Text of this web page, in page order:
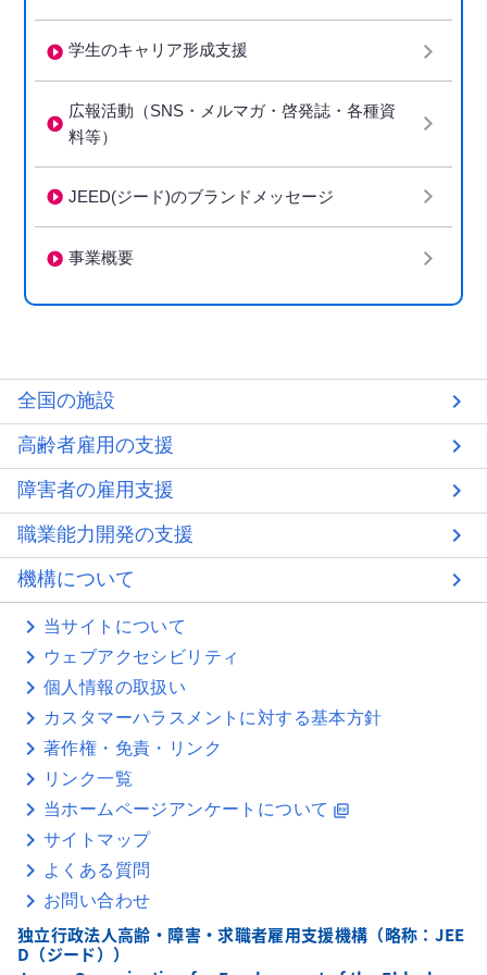
学生のキャリア形成支援
広報活動（SNS・メルマガ・啓発誌・各種資
料等）
JEED(ジード)のブランドメッセージ
事業概要
全国の施設
高齢者雇用の支援
障害者の雇用支援
職業能力開発の支援
機構について
当サイトについて
ウェブアクセシビリティ
個人情報の取扱い
カスタマーハラスメントに対する基本方針
著作権・免責・リンク
リンク一覧
当ホームページアンケートについて picture_as_pdf
サイトマップ
よくある質問
お問い合わせ
独立行政法人高齢・障害・求職者雇用支援機構（略称：JEE
D（ジード））